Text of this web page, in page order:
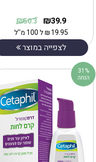
39.9
₪
50.3
₪
19.95
₪ל 100 מ''ל
לצפייה במוצר
31%
הנחה